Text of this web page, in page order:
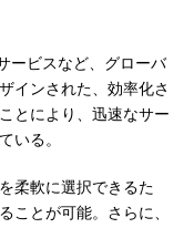
ービスなど、グローバ
インされた、効率化さ
とにより、迅速なサー
いる。
柔軟に選択できるた
ことが可能。さらに、